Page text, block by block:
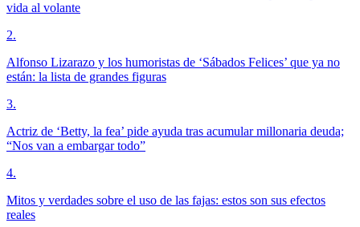
vida al volante
2.
Alfonso Lizarazo y los humoristas de ‘Sábados Felices’ que ya no
están: la lista de grandes figuras
3.
Actriz de ‘Betty, la fea’ pide ayuda tras acumular millonaria deuda;
“Nos van a embargar todo”
4.
Mitos y verdades sobre el uso de las fajas: estos son sus efectos
reales